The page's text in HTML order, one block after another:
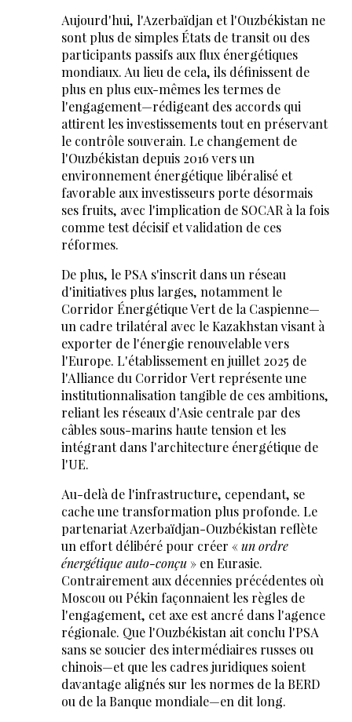
Aujourd'hui, l'Azerbaïdjan et l'Ouzbékistan ne
sont plus de simples États de transit ou des
participants passifs aux flux énergétiques
mondiaux. Au lieu de cela, ils définissent de
plus en plus eux-mêmes les termes de
l'engagement—rédigeant des accords qui
attirent les investissements tout en préservant
le contrôle souverain. Le changement de
l'Ouzbékistan depuis 2016 vers un
environnement énergétique libéralisé et
favorable aux investisseurs porte désormais
ses fruits, avec l'implication de SOCAR à la fois
comme test décisif et validation de ces
réformes.
De plus, le PSA s'inscrit dans un réseau
d'initiatives plus larges, notamment le
Corridor Énergétique Vert de la Caspienne—
un cadre trilatéral avec le Kazakhstan visant à
exporter de l'énergie renouvelable vers
l'Europe. L'établissement en juillet 2025 de
l'Alliance du Corridor Vert représente une
institutionnalisation tangible de ces ambitions,
reliant les réseaux d'Asie centrale par des
câbles sous-marins haute tension et les
intégrant dans l'architecture énergétique de
l'UE.
Au-delà de l'infrastructure, cependant, se
cache une transformation plus profonde. Le
partenariat Azerbaïdjan-Ouzbékistan reflète
un effort délibéré pour créer «un ordre
énergétique auto-conçu» en Eurasie.
Contrairement aux décennies précédentes où
Moscou ou Pékin façonnaient les règles de
l'engagement, cet axe est ancré dans l'agence
régionale. Que l'Ouzbékistan ait conclu l'PSA
sans se soucier des intermédiaires russes ou
chinois—et que les cadres juridiques soient
davantage alignés sur les normes de la BERD
ou de la Banque mondiale—en dit long.